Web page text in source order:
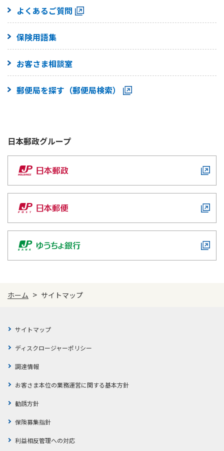
よくあるご質問
保険用語集
お客さま相談室
郵便局を探す（郵便局検索）
日本郵政グループ
ホーム > サイトマップ
サイトマップ
ディスクロージャーポリシー
調達情報
お客さま本位の業務運営に関する基本方針
勧誘方針
保険募集指針
利益相反管理への対応